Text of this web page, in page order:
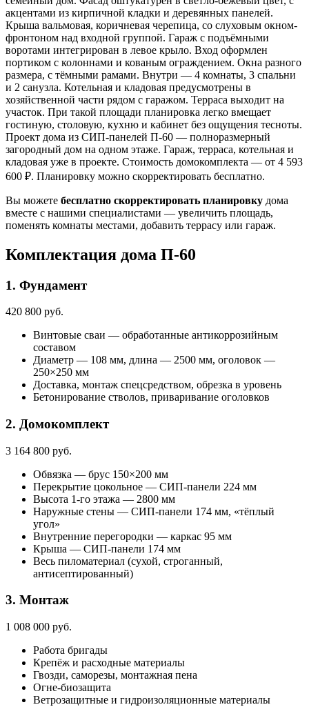
акцентами из кирпичной кладки и деревянных панелей.
Крыша вальмовая, коричневая черепица, со слуховым окном-
фронтоном над входной группой. Гараж с подъёмными
воротами интегрирован в левое крыло. Вход оформлен
портиком с колоннами и кованым ограждением. Окна разного
размера, с тёмными рамами. Внутри — 4 комнаты, 3 спальни
и 2 санузла. Котельная и кладовая предусмотрены в
хозяйственной части рядом с гаражом. Терраса выходит на
участок. При такой площади планировка легко вмещает
гостиную, столовую, кухню и кабинет без ощущения тесноты.
Проект дома из СИП-панелей П-60 — полноразмерный
загородный дом на одном этаже. Гараж, терраса, котельная и
кладовая уже в проекте. Стоимость домокомплекта — от 4 593
600 ₽. Планировку можно скорректировать бесплатно.
Вы можете бесплатно скорректировать планировку дома
вместе с нашими специалистами — увеличить площадь,
поменять комнаты местами, добавить террасу или гараж.
Комплектация дома П-60
1. Фундамент
420 800 руб.
Винтовые сваи — обработанные антикоррозийным
составом
Диаметр — 108 мм, длина — 2500 мм, оголовок —
250×250 мм
Доставка, монтаж спецсредством, обрезка в уровень
Бетонирование стволов, приваривание оголовков
2. Домокомплект
3 164 800 руб.
Обвязка — брус 150×200 мм
Перекрытие цокольное — СИП-панели 224 мм
Высота 1-го этажа — 2800 мм
Наружные стены — СИП-панели 174 мм, «тёплый
угол»
Внутренние перегородки — каркас 95 мм
Крыша — СИП-панели 174 мм
Весь пиломатериал (сухой, строганный,
антисептированный)
3. Монтаж
1 008 000 руб.
Работа бригады
Крепёж и расходные материалы
Гвозди, саморезы, монтажная пена
Огне-биозащита
Ветрозащитные и гидроизоляционные материалы